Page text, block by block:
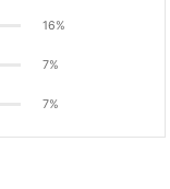
16%
7%
7%